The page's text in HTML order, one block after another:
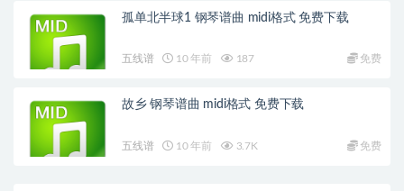
孤单北半球1 钢琴谱曲 midi格式 免费下载
五线谱 10 年前 187 免费
故乡 钢琴谱曲 midi格式 免费下载
五线谱 10 年前 3.7K 免费